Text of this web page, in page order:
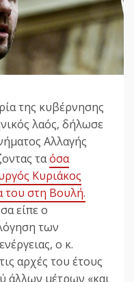
της κυβέρνησης
λαός, δήλωσε
Αλλαγής
ταόσα
Κυριάκος
του στη Βουλή.
είπε ο
των
ο κ.
αρχές του έτους
άλλων μέτρων «και